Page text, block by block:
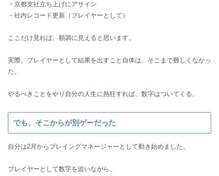
・京都支社立ち上げにアサイン
・社内レコード更新（プレイヤーとして）
ここだけ見れば、順調に見えると思います。
実際、プレイヤーとして結果を出すこと自体は、そこまで難しくなかっ
た。
やるべきことをやり自分の人生に熱狂すれば、数字はついてくる。
でも、そこからが別ゲーだった
自分は2月からプレイングマネージャーとして動き始めました。
プレイヤーとして数字を追いながら、